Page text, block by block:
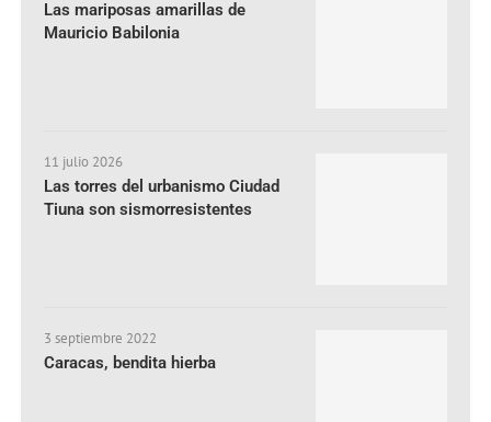
Las mariposas amarillas de
Mauricio Babilonia
11 julio 2026
Las torres del urbanismo Ciudad
Tiuna son sismorresistentes
3 septiembre 2022
Caracas, bendita hierba